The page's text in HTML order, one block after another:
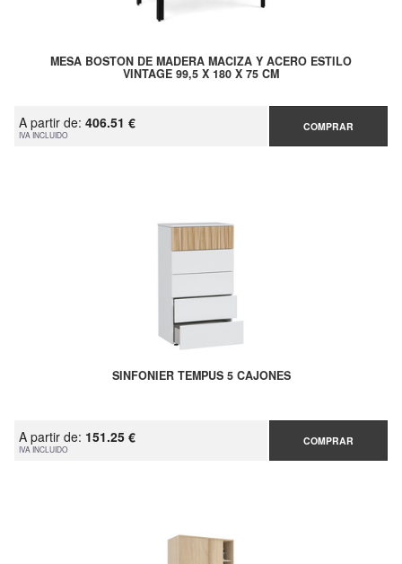
MESA BOSTON DE MADERA MACIZA Y ACERO ESTILO
VINTAGE 99,5 X 180 X 75 CM
A partir de: 406.51 €
IVA INCLUIDO
COMPRAR
SINFONIER TEMPUS 5 CAJONES
A partir de: 151.25 €
IVA INCLUIDO
COMPRAR